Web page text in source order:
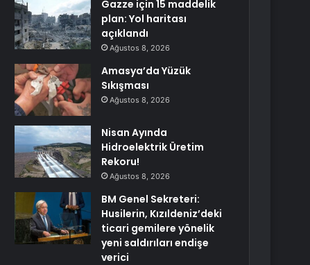
Gazze için 15 maddelik
plan: Yol haritası
açıklandı
Ağustos 8, 2026
Amasya’da Yüzük
Sıkışması
Ağustos 8, 2026
Nisan Ayında
Hidroelektrik Üretim
Rekoru!
Ağustos 8, 2026
BM Genel Sekreteri:
Husilerin, Kızıldeniz’deki
ticari gemilere yönelik
yeni saldırıları endişe
verici